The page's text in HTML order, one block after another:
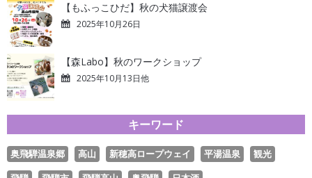
【もふっこひだ】秋の犬猫譲渡会
2025年10月26日
【森Labo】秋のワークショップ
2025年10月13日他
キーワード
奥飛騨温泉郷 高山 新穂高ロープウェイ 平湯温泉
観光